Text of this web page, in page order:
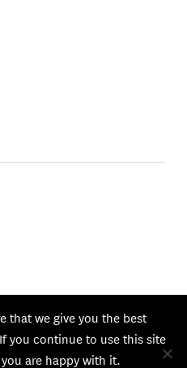
reservados.
that we give you the best
you continue to use this site
are happy with it.